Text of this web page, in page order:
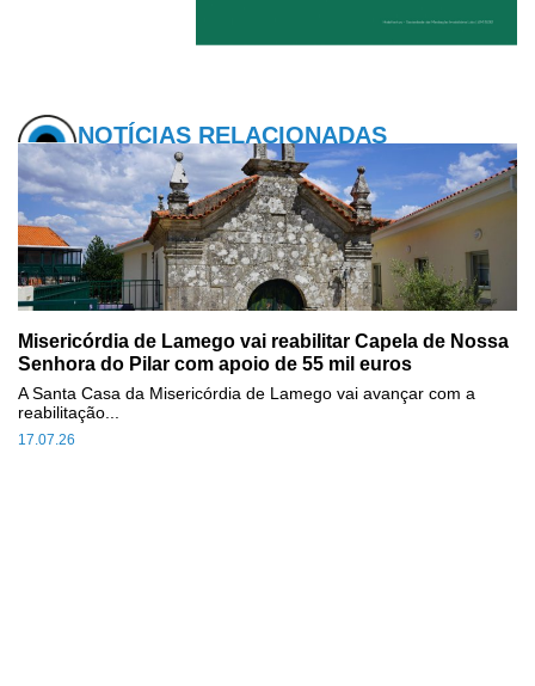
NOTÍCIAS RELACIONADAS
Misericórdia de Lamego vai reabilitar Capela de Nossa
Senhora do Pilar com apoio de 55 mil euros
17.07.26
A Santa Casa da Misericórdia de Lamego vai avançar com a
reabilitação...